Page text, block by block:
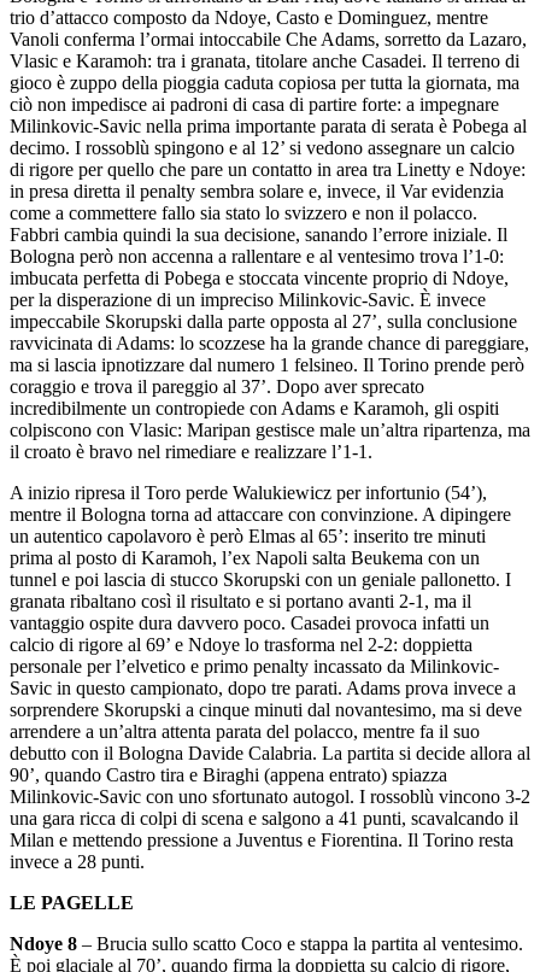
trio d’attacco composto da Ndoye, Casto e Dominguez, mentre
Vanoli conferma l’ormai intoccabile Che Adams, sorretto da Lazaro,
Vlasic e Karamoh: tra i granata, titolare anche Casadei. Il terreno di
gioco è zuppo della pioggia caduta copiosa per tutta la giornata, ma
ciò non impedisce ai padroni di casa di partire forte: a impegnare
Milinkovic-Savic nella prima importante parata di serata è Pobega al
decimo. I rossoblù spingono e al 12’ si vedono assegnare un calcio
di rigore per quello che pare un contatto in area tra Linetty e Ndoye:
in presa diretta il penalty sembra solare e, invece, il Var evidenzia
come a commettere fallo sia stato lo svizzero e non il polacco.
Fabbri cambia quindi la sua decisione, sanando l’errore iniziale. Il
Bologna però non accenna a rallentare e al ventesimo trova l’1-0:
imbucata perfetta di Pobega e stoccata vincente proprio di Ndoye,
per la disperazione di un impreciso Milinkovic-Savic. È invece
impeccabile Skorupski dalla parte opposta al 27’, sulla conclusione
ravvicinata di Adams: lo scozzese ha la grande chance di pareggiare,
ma si lascia ipnotizzare dal numero 1 felsineo. Il Torino prende però
coraggio e trova il pareggio al 37’. Dopo aver sprecato
incredibilmente un contropiede con Adams e Karamoh, gli ospiti
colpiscono con Vlasic: Maripan gestisce male un’altra ripartenza, ma
il croato è bravo nel rimediare e realizzare l’1-1.
A inizio ripresa il Toro perde Walukiewicz per infortunio (54’),
mentre il Bologna torna ad attaccare con convinzione. A dipingere
un autentico capolavoro è però Elmas al 65’: inserito tre minuti
prima al posto di Karamoh, l’ex Napoli salta Beukema con un
tunnel e poi lascia di stucco Skorupski con un geniale pallonetto. I
granata ribaltano così il risultato e si portano avanti 2-1, ma il
vantaggio ospite dura davvero poco. Casadei provoca infatti un
calcio di rigore al 69’ e Ndoye lo trasforma nel 2-2: doppietta
personale per l’elvetico e primo penalty incassato da Milinkovic-
Savic in questo campionato, dopo tre parati. Adams prova invece a
sorprendere Skorupski a cinque minuti dal novantesimo, ma si deve
arrendere a un’altra attenta parata del polacco, mentre fa il suo
debutto con il Bologna Davide Calabria. La partita si decide allora al
90’, quando Castro tira e Biraghi (appena entrato) spiazza
Milinkovic-Savic con uno sfortunato autogol. I rossoblù vincono 3-2
una gara ricca di colpi di scena e salgono a 41 punti, scavalcando il
Milan e mettendo pressione a Juventus e Fiorentina. Il Torino resta
invece a 28 punti.
LE PAGELLE
Ndoye 8 – Brucia sullo scatto Coco e stappa la partita al ventesimo.
È poi glaciale al 70’, quando firma la doppietta su calcio di rigore,